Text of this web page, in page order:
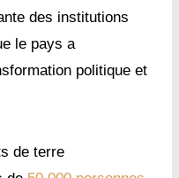
des institutions
le pays a
politique et
de terre